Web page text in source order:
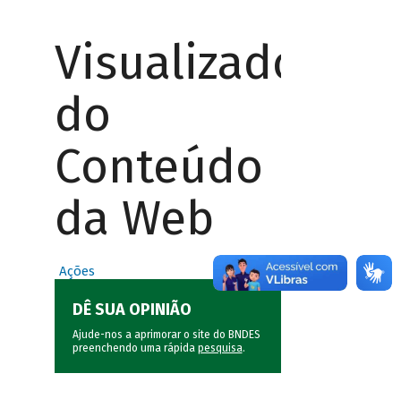
Visualizador
do
Conteúdo
da Web
Ações
DÊ SUA OPINIÃO
Ajude-nos a aprimorar o site do BNDES
preenchendo uma rápida pesquisa.